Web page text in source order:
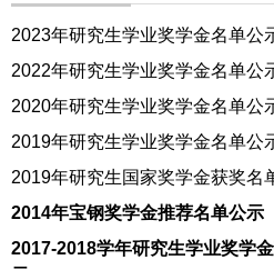
2023年研究生学业奖学金名单公
2022年研究生学业奖学金名单公
2020年研究生学业奖学金名单公
2019年研究生学业奖学金名单公
2019年研究生国家奖学金获奖名
2014年宝钢奖学金推荐名单公示
2017-2018学年研究生学业奖学